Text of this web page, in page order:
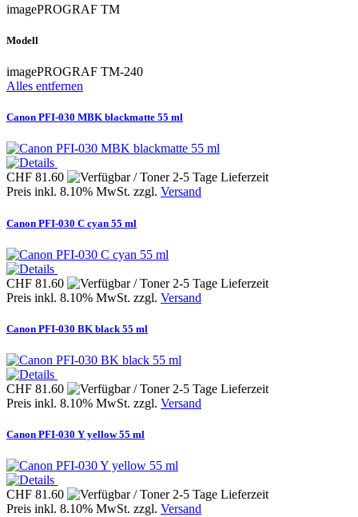
imagePROGRAF TM
Modell
imagePROGRAF TM-240
Alles entfernen
Canon PFI-030 MBK blackmatte 55 ml
CHF 81.60
Preis inkl. 8.10% MwSt. zzgl. Versand
Canon PFI-030 C cyan 55 ml
CHF 81.60
Preis inkl. 8.10% MwSt. zzgl. Versand
Canon PFI-030 BK black 55 ml
CHF 81.60
Preis inkl. 8.10% MwSt. zzgl. Versand
Canon PFI-030 Y yellow 55 ml
CHF 81.60
Preis inkl. 8.10% MwSt. zzgl. Versand